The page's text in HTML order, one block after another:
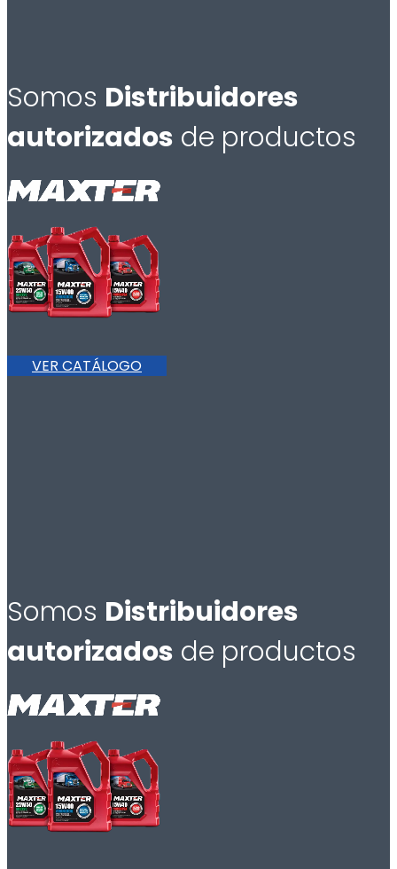
Somos Distribuidores
autorizados de productos
VER CATÁLOGO
Somos Distribuidores
autorizados de productos